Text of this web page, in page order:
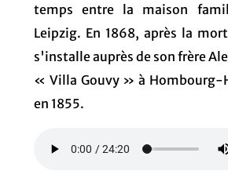
temps entre la maison
Leipzig. En 1868, après la
s'installe auprès de son frère
« Villa Gouvy » à Hombourg-
en 1855.